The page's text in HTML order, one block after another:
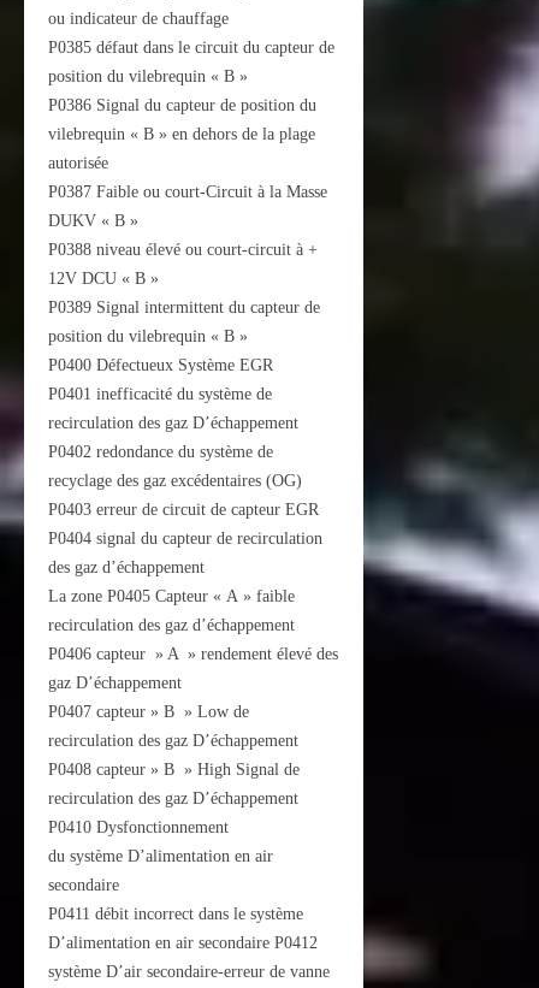
ou indicateur de chauffage
P0385 défaut dans le circuit du capteur de
position du vilebrequin « B »
P0386 Signal du capteur de position du
vilebrequin « B » en dehors de la plage
autorisée
P0387 Faible ou court-Circuit à la Masse
DUKV « B »
P0388 niveau élevé ou court-circuit à +
12V DCU « B »
P0389 Signal intermittent du capteur de
position du vilebrequin « B »
P0400 Défectueux Système EGR
P0401 inefficacité du système de
recirculation des gaz D’échappement
P0402 redondance du système de
recyclage des gaz excédentaires (OG)
P0403 erreur de circuit de capteur EGR
P0404 signal du capteur de recirculation
des gaz d’échappement
La zone P0405 Capteur « A » faible
recirculation des gaz d’échappement
P0406 capteur » A » rendement élevé des
gaz D’échappement
P0407 capteur » B » Low de
recirculation des gaz D’échappement
P0408 capteur » B » High Signal de
recirculation des gaz D’échappement
P0410 Dysfonctionnement
du système D’alimentation en air
secondaire
P0411 débit incorrect dans le système
D’alimentation en air secondaire P0412
système D’air secondaire-erreur de vanne